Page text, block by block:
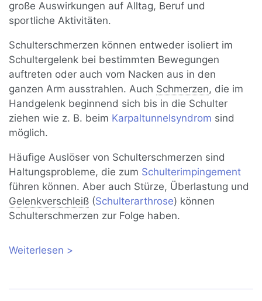
große Auswirkungen auf Alltag, Beruf und
sportliche Aktivitäten.
Schulterschmerzen können entweder isoliert im
Schultergelenk bei bestimmten Bewegungen
auftreten oder auch vom Nacken aus in den
ganzen Arm ausstrahlen. Auch Schmerzen, die im
Handgelenk beginnend sich bis in die Schulter
ziehen wie z. B. beim Karpaltunnelsyndrom sind
möglich.
Häufige Auslöser von Schulterschmerzen sind
Haltungsprobleme, die zum Schulterimpingement
führen können. Aber auch Stürze, Überlastung und
Gelenkverschleiß (Schulterarthrose) können
Schulterschmerzen zur Folge haben.
Weiterlesen über Schulterschmerzen: Ursachen,